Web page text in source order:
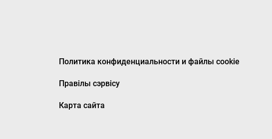
Политика конфиденциальности и файлы cookie
Правілы сэрвісу
Карта сайта